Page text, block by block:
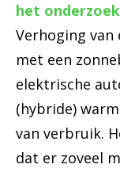
het
Verhoging
met een
elektrische
(hybride)
van verbruik.
dat er zoveel